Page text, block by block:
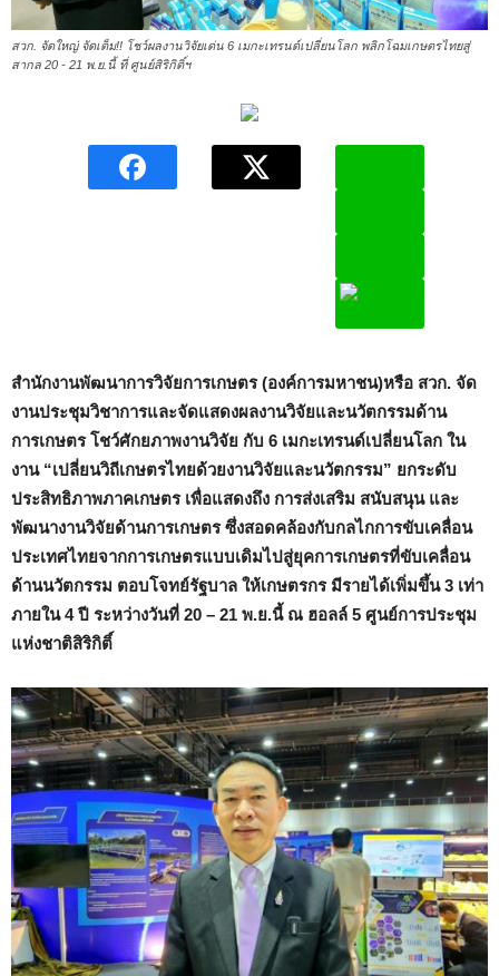
สวก. จัดใหญ่ จัดเต็ม!! โชว์ผลงานวิจัยเด่น 6 เมกะเทรนด์เปลี่ยนโลก พลิกโฉมเกษตรไทยสู่
สากล 20 - 21 พ.ย.นี้ ที่ ศูนย์สิริกิติ์ฯ
สำนักงานพัฒนาการวิจัยการเกษตร (องค์การมหาชน)หรือ สวก. จัด
งานประชุมวิชาการและจัดแสดงผลงานวิจัยและนวัตกรรมด้าน
การเกษตร โชว์ศักยภาพงานวิจัย กับ 6 เมกะเทรนด์เปลี่ยนโลก ใน
งาน “เปลี่ยนวิถีเกษตรไทยด้วยงานวิจัยและนวัตกรรม” ยกระดับ
ประสิทธิภาพภาคเกษตร เพื่อแสดงถึง การส่งเสริม สนับสนุน และ
พัฒนางานวิจัยด้านการเกษตร ซึ่งสอดคล้องกับกลไกการขับเคลื่อน
ประเทศไทยจากการเกษตรแบบเดิมไปสู่ยุคการเกษตรที่ขับเคลื่อน
ด้านนวัตกรรม ตอบโจทย์รัฐบาล ให้เกษตรกร มีรายได้เพิ่มขึ้น 3 เท่า
ภายใน 4 ปี ระหว่างวันที่ 20 – 21 พ.ย.นี้ ณ ฮอลล์ 5 ศูนย์การประชุม
แห่งชาติสิริกิติ์